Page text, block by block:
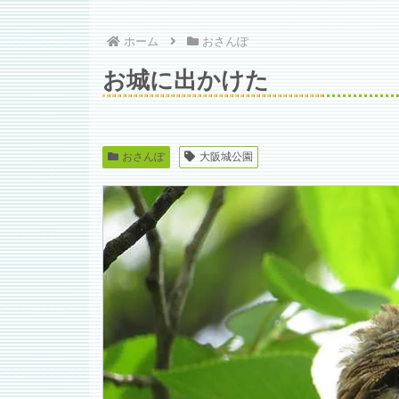
ホーム おさんぽ
お城に出かけた
おさんぽ 大阪城公園